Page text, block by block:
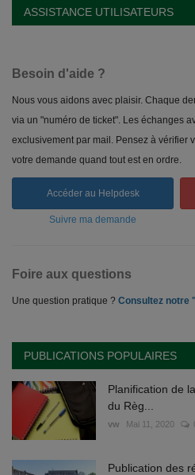
ASSISTANCE UTILISATEURS
Besoin d'aide ?
Nous vous aidons avec plaisir. Chaque
via un "numéro de ticket". Les échanges
exclusivement par mail. Pensez à vérifier
votre demande quand tout est en ordre.
Accéder au Helpdesk
Suivre ma demande
Foire aux questions
Une question pratique ? Consultez notre
PUBLICATIONS POPULAIRES
Planification de
du Règ...
vw Mai 11, 2020
Publication des